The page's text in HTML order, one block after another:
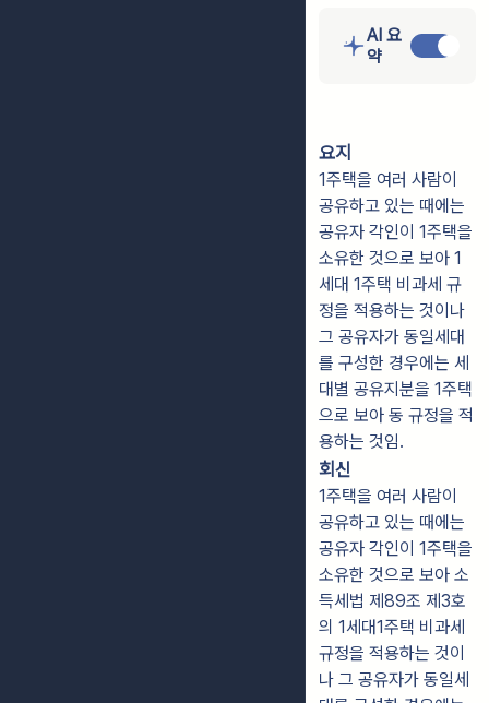
AI 요
약
요지
1주택을 여러 사람이
공유하고 있는 때에는
공유자 각인이 1주택을
소유한 것으로 보아 1
세대 1주택 비과세 규
정을 적용하는 것이나
그 공유자가 동일세대
를 구성한 경우에는 세
대별 공유지분을 1주택
으로 보아 동 규정을 적
용하는 것임.
회신
1주택을 여러 사람이
공유하고 있는 때에는
공유자 각인이 1주택을
소유한 것으로 보아 소
득세법 제89조 제3호
의 1세대1주택 비과세
규정을 적용하는 것이
나 그 공유자가 동일세